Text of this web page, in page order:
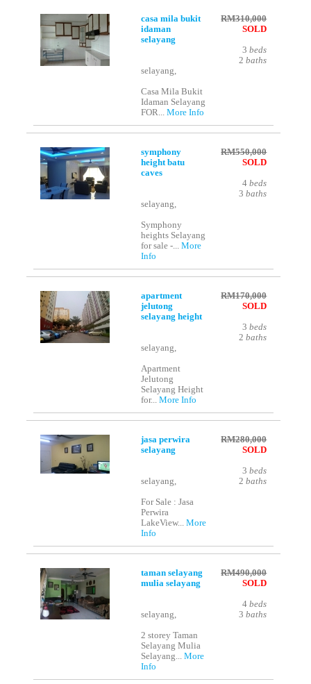
casa mila bukit
idaman
selayang
selayang,
Casa Mila Bukit
Idaman Selayang
FOR...More Info
RM310,000
SOLD
3 beds
2 baths
symphony
height batu
caves
selayang,
Symphony
heights Selayang
for sale -...More
Info
RM550,000
SOLD
4 beds
3 baths
apartment
jelutong
selayang height
selayang,
Apartment
Jelutong
Selayang Height
for...More Info
RM170,000
SOLD
3 beds
2 baths
jasa perwira
selayang
selayang,
For Sale : Jasa
Perwira
LakeView...More
Info
RM280,000
SOLD
3 beds
2 baths
taman selayang
mulia selayang
selayang,
2 storey Taman
Selayang Mulia
Selayang...More
Info
RM490,000
SOLD
4 beds
3 baths